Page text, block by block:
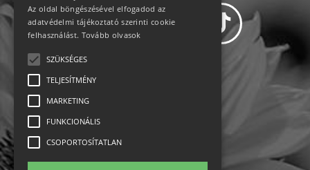
Impresszum-kapcsolat
Az oldal böngészésével elfogadod az
adatvédelmi tájékoztató szerinti cookie
felhasználást. Tovább olvasok
SZÜKSÉGES
TELJESÍTMÉNY
MARKETING
FUNKCIONÁLIS
CSOPORTOSÍTATLAN